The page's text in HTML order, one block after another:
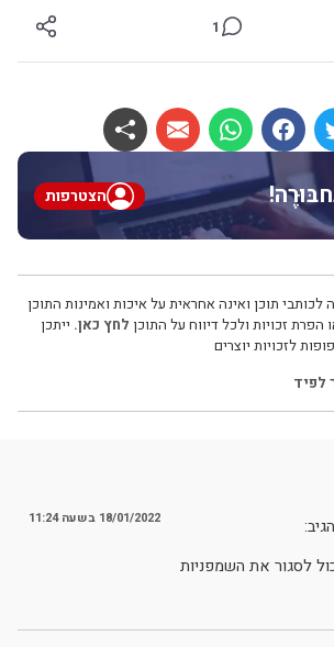
1
הצטרפות
תוכן ואינה אחראית על איכות ואמינות התוכן
הפרת זכויות ולכל דיווח על התוכן לחץ כאן. ייתכן
לזכויות יוצרים
לפיד
הגיב: 18/01/2022 בשעה 11:24
לסגור את השמפניות